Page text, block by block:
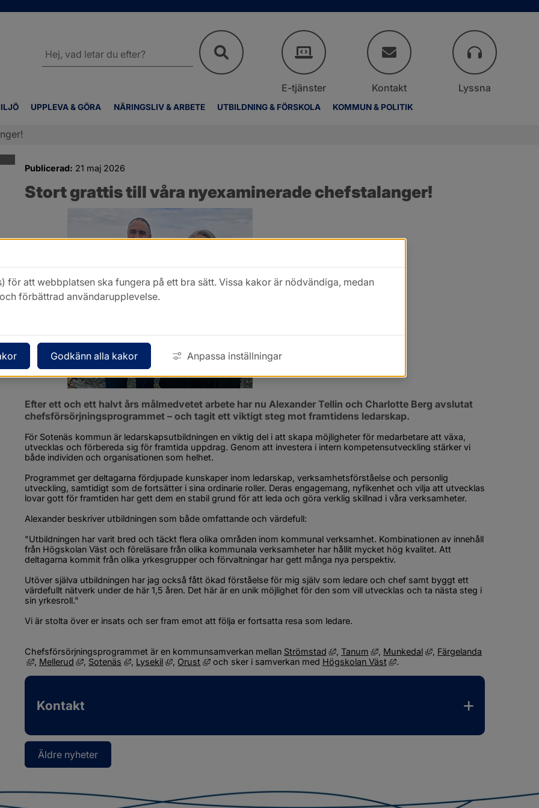
UPPLEVA & GÖRA NÄRINGSLIV & ARBETE UTBILDNING & FÖRSKOLA KOMMUN & POLITIK
webbplatsen
E-tjänster Kontakt Lyssna
Publicerad: 21 maj 2026
Stort grattis till våra nyexaminerade chefstalanger!
Efter ett och ett halvt års målmedvetet arbete har nu Alexander Tellin och Charlotte Berg avslutat
chefsförsörjningsprogrammet – och tagit ett viktigt steg mot framtidens ledarskap.
För Sotenäs kommun är ledarskapsutbildningen en viktig del i att skapa möjligheter för medarbetare att växa,
utvecklas och förbereda sig för framtida uppdrag. Genom att investera i intern kompetensutveckling stärker vi
både individen och organisationen som helhet.
Programmet ger deltagarna fördjupade kunskaper inom ledarskap, verksamhetsförståelse och personlig
utveckling, samtidigt som de fortsätter i sina ordinarie roller. Deras engagemang, nyfikenhet och vilja att utvecklas
lovar gott för framtiden har gett dem en stabil grund för att leda och göra verklig skillnad i våra verksamheter.
Alexander beskriver utbildningen som både omfattande och värdefull:
"Utbildningen har varit bred och täckt flera olika områden inom kommunal verksamhet. Kombinationen av innehåll
från Högskolan Väst och föreläsare från olika kommunala verksamheter har hållit mycket hög kvalitet. Att
deltagarna kommit från olika yrkesgrupper och förvaltningar har gett många nya perspektiv.
Utöver själva utbildningen har jag också fått ökad förståelse för mig själv som ledare och chef samt byggt ett
värdefullt nätverk under de här 1,5 åren. Det här är en unik möjlighet för den som vill utvecklas och ta nästa steg i
sin yrkesroll."
Vi är stolta över er insats och ser fram emot att följa er fortsatta resa som ledare.
Chefsförsörjningsprogrammet är en kommunsamverkan mellan Strömstad Länk till annan webbplats, öppnas i nytt fönster.
, Tanum Länk till annan webbplats, öppnas i
, Munkedal Länk till annan
, Färgelanda
Länk till annan webbplats, öppnas i nytt fönster.
, Mellerud Länk till annan webbplats, öppnas i nytt fönster.
, Sotenäs Länk till annan webbplats, öppnas i nytt fönster.
, Lysekil Länk till annan webbplats, öppnas i nytt fönster.
, Orust Länk till annan webbplats, öppnas i nytt fönster.
och sker i samverkan med Högskolan Väst Länk till annan webbplats, öppnas
.
Kontakt
Äldre nyheter
för att webbplatsen ska fungera på ett bra sätt. Vissa kakor är nödvändiga, medan
förbättrad användarupplevelse.
Godkänn alla kakor Anpassa inställningar